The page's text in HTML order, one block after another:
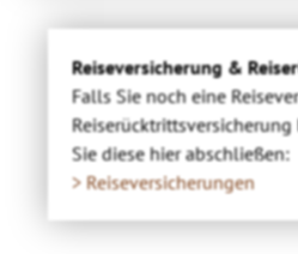
Reiseversicherung &
Falls Sie noch eine
Sie diese hier abschließen:
> Reiseversicherungen